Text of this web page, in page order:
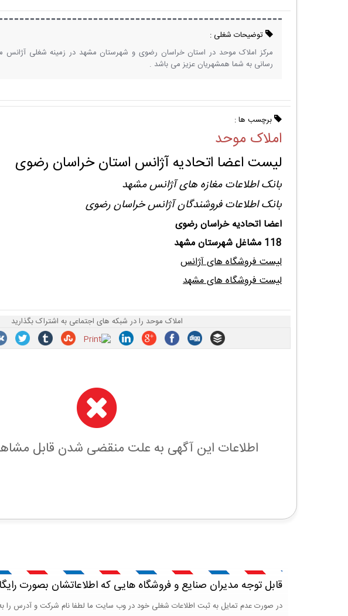
توضیحات شغلی :
مرکز املاک موحد در استان خراسان رضوی و شهرستان مشهد در زمینه شغلی آژانس
رسانی به شما همشهریان عزیز می باشد .
برچسب ها :
املاک موحد
لیست اعضا اتحادیه آژانس استان خراسان رضوی
بانک اطلاعات مغازه های آژانس مشهد
بانک اطلاعات فروشندگان آژانس خراسان رضوی
اعضا اتحادیه خراسان رضوی
118 مشاغل شهرستان مشهد
لیست فروشگاه های آژانس
لیست فروشگاه های مشهد
املاک موحد را در شبکه های اجتماعی به اشتراک بگذارید
اطلاعات این آگهی به علت منقضی شدن قابل
قابل توجه مدیران صنایع و فروشگاه هایی که اطلاعاتشان بصورت
در صورت عدم تمایل به ثبت اطلاعات شغلی خود در وب سایت ما لطفا نام شرکت و آدرس را